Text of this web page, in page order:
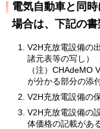
電気自動車と同
場合は、下記の
V2H充放電設備の
諸元表等の写し）
（注）CHAdeMO
が分かる部分の添
V2H充放電設備の
V2H充放電設備の
体価格の記載があ